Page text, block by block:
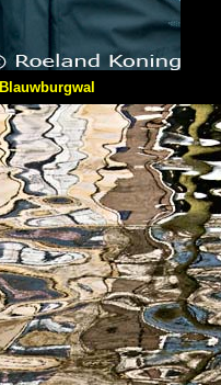
Blauwburgwal